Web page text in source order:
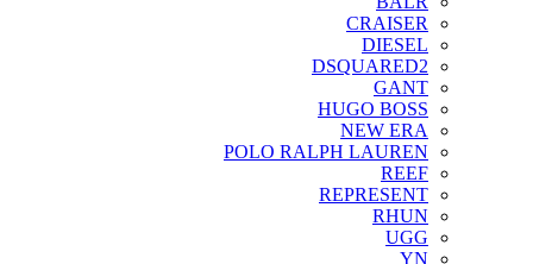
CRAISER
DIESEL
DSQUARED2
GANT
HUGO BOSS
NEW ERA
POLO RALPH LAUREN
REEF
REPRESENT
RHUN
UGG
YN